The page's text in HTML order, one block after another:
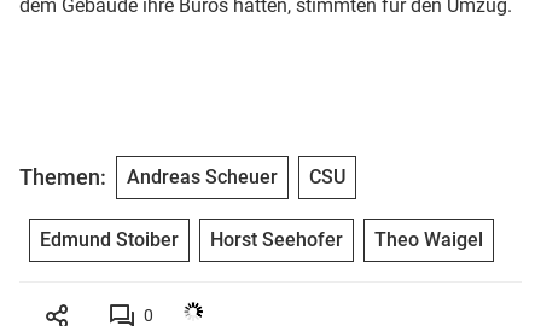
dem Gebäude ihre Büros hatten, stimmten für den Umzug.
Themen: Andreas Scheuer CSU
Edmund Stoiber Horst Seehofer Theo Waigel
0